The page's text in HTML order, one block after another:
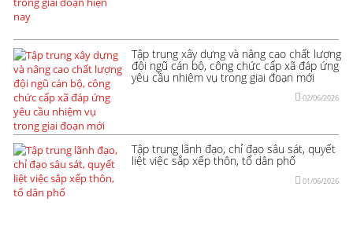
Tập trung xây dựng và nâng cao chất lượng
đội ngũ cán bộ, công chức cấp xã đáp ứng
yêu cầu nhiệm vụ trong giai đoạn mới
02/06/2026
Tập trung lãnh đạo, chỉ đạo sâu sát, quyết
liệt việc sắp xếp thôn, tổ dân phố
01/06/2026